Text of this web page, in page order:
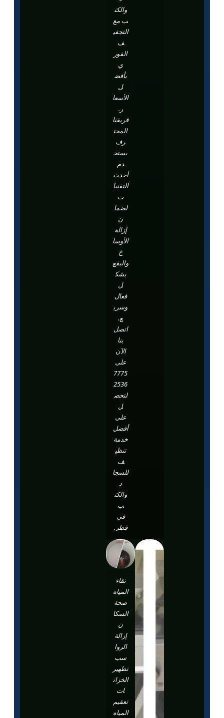
والكن
ب مع
التجفي
ف
الفور
بأفض
الأسعا
فريقنا
المحت
رف
يستخ
دم
أحدث
التقنيا
لضما
إزالة
الأوسا
والبقع
بشك
فعال
وسري
اتصل
الآن
على
7775
2536
لتحص
على
أفضل
خدمة
تنظي
ف
للسجا
والكن
ب
في
قطر.
نقاء
المياه
صحة
السكا
إزالة
الروا
سب
تطهير
الخزان
ات
تعقيم
المياه